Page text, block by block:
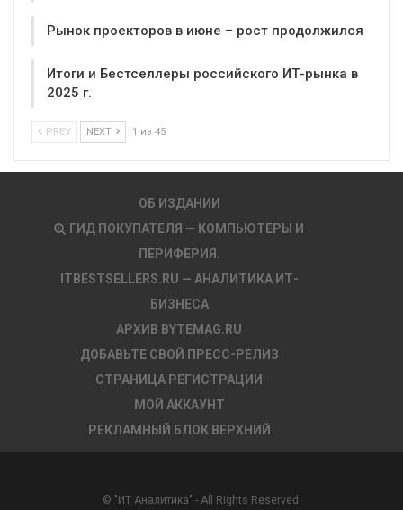
Рынок проекторов в июне – рост продолжился
Итоги и Бестселлеры российского ИТ-рынка в
2025 г.
PREV NEXT 1 из 45
ОБ ИЗДАНИИ
ГИД ПОКУПАТЕЛЯ — КОМПЬЮТЕРЫ И
ПЕРИФЕРИЯ.
ITBESTSELLERS.RU — АНАЛИТИКА ИТ-
БИЗНЕСА
АРХИВ BYTEMAG.RU
ДОБАВЬТЕ СВОЙ ПРЕСС-РЕЛИЗ
СТРАНИЦА РЕГИСТРАЦИИ
МОЙ АККАУНТ
РЕКЛАМНЫЙ БЛОК ВЕРХНИЙ
© "ИТ Аналитика" - All Rights Reserved.